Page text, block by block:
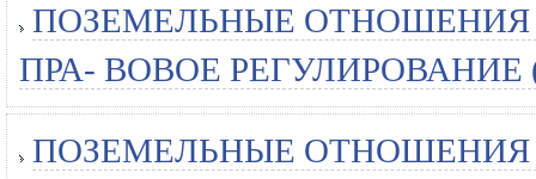
ПОЗЕМЕЛЬНЫЕ ОТНОШЕНИЯ
ПРА- ВОВОЕ РЕГУЛИРОВАНИЕ
ПОЗЕМЕЛЬНЫЕ ОТНОШЕНИЯ